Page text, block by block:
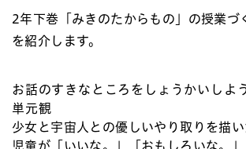
2年下巻「みきのたからもの」の授業づ
を紹介します。
お話のすきなところをしょうかいしよ
単元観
少女と宇宙人との優しいやり取りを描い
児童が「いいな。」「おもしろいな。